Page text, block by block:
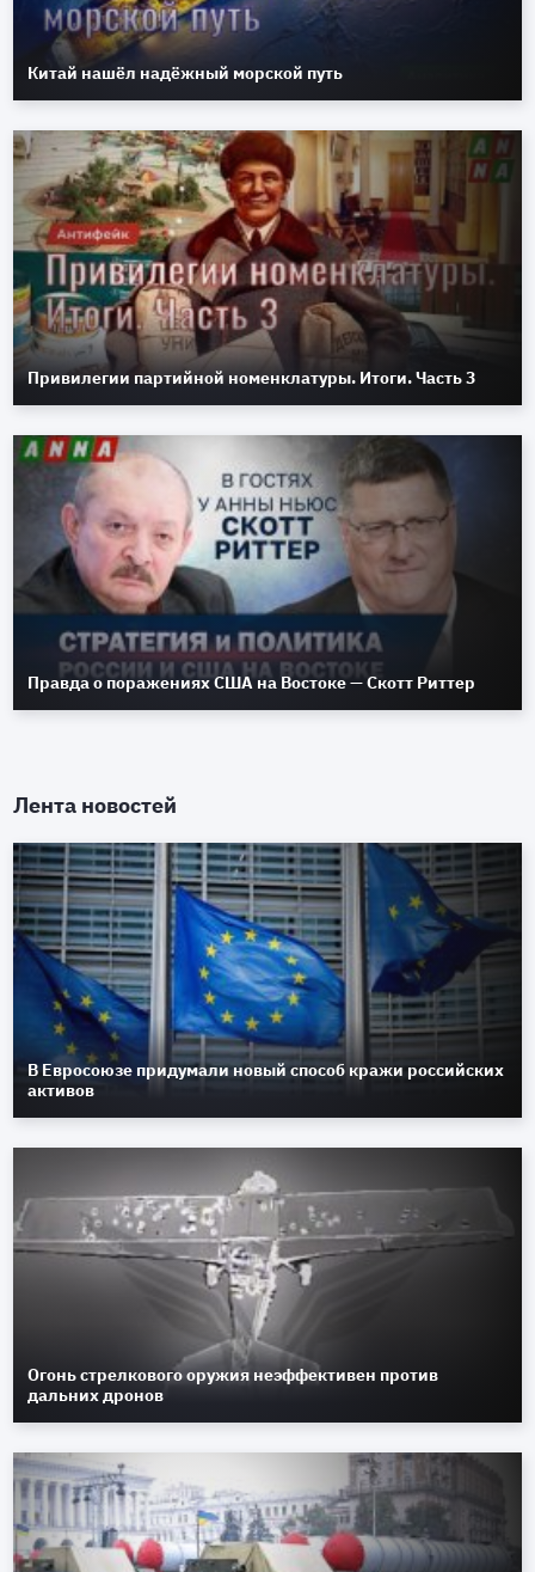
Китай нашёл надёжный морской путь
Привилегии партийной номенклатуры. Итоги. Часть 3
Правда о поражениях США на Востоке — Скотт Риттер
Лента новостей
В Евросоюзе придумали новый способ кражи российских
активов
Огонь стрелкового оружия неэффективен против
дальних дронов